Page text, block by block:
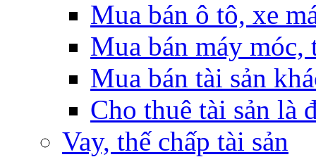
Mua bán ô tô, xe
Mua bán máy móc,
Mua bán tài sản
Cho thuê tài sản là
Vay, thế chấp tài sản